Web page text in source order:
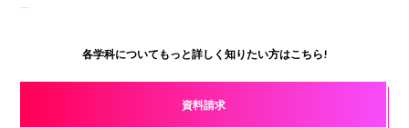
各学科についてもっと詳しく知りたい方はこちら!
資料請求